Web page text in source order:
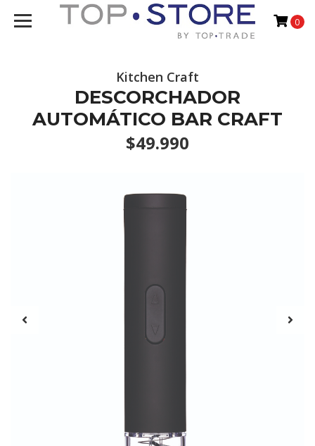
0
Kitchen Craft
DESCORCHADOR
AUTOMÁTICO BAR CRAFT
$49.990